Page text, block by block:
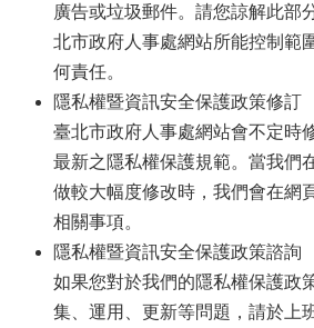
廣告或垃圾郵件。請您諒解此部
北市政府人事處網站所能控制範
何責任。
隱私權暨資訊安全保護政策修訂
臺北市政府人事處網站會不定時
最新之隱私權保護規範。當我們
做較大幅度修改時，我們會在網
相關事項。
隱私權暨資訊安全保護政策諮詢
如果您對於我們的隱私權保護政
集、運用、更新等問題，請於上